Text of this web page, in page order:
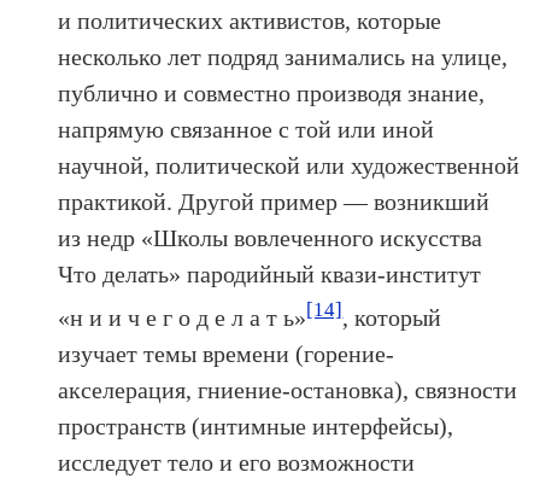
и политических активистов, которые
несколько лет подряд занимались на улице,
публично и совместно производя знание,
напрямую связанное с той или иной
научной, политической или художественной
практикой. Другой пример — возникший
из недр «Школы вовлеченного искусства
Что делать» пародийный квази-институт
«н и и ч е г о д е л а т ь»[14], который
изучает темы времени (горение-
акселерация, гниение-остановка), связности
пространств (интимные интерфейсы),
исследует тело и его возможности